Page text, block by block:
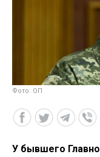
Фото: ОП
У бывшего